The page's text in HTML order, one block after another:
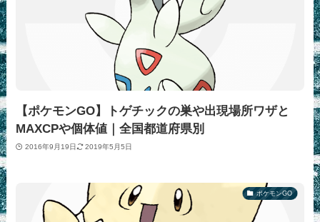
【ポケモンGO】トゲチックの巣や出現場所ワザと
MAXCPや個体値｜全国都道府県別
2016年9月19日 2019年5月5日
ポケモンGO